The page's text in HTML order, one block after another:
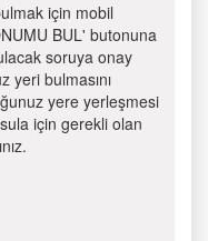
için mobil
BUL' butonuna
soruya onay
yeri bulmasını
yere yerleşmesi
için gerekli olan